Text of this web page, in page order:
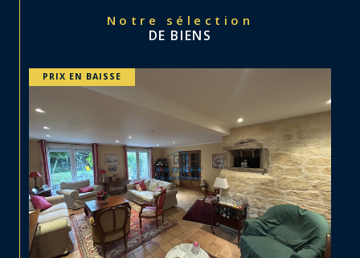
Notre sélection
DE BIENS
PRIX EN BAISSE